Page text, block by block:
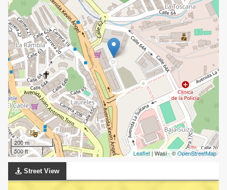
200 m
500 ft
Leaflet | Wasi - ©OpenStreetMap
Street View